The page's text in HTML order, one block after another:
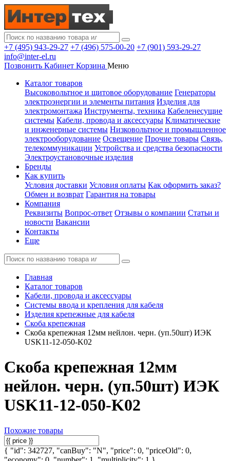
+7 (495) 943-29-27 +7 (496) 575-00-20 +7 (901) 593-29-27
info@inter-el.ru
Позвонить Кабинет Корзина Меню
Каталог товаров
Высоковольтное и щитовое оборудование Генераторы
электроэнергии и элементы питания Изделия для
электромонтажа Инструменты, техника Кабеленесущие
системы Кабели, провода и аксессуары Климатические
и инженерные системы Низковольтное и промышленное
электрооборудование Освещение Прочие товары Связь,
телекоммуникации Устройства и средства безопасности
Электроустановочные изделия
Бренды
Как купить
Условия доставки Условия оплаты Как оформить заказ?
Обмен и возврат Гарантия на товары
Компания
Реквизиты Вопрос-ответ Отзывы о компании Статьи и
новости Вакансии
Контакты
Еще
Главная
Каталог товаров
Кабели, провода и аксессуары
Системы ввода и крепления для кабеля
Изделия крепежные для кабеля
Скоба крепежная
Скоба крепежная 12мм нейлон. черн. (уп.50шт) ИЭК
USK11-12-050-K02
Скоба крепежная 12мм
нейлон. черн. (уп.50шт) ИЭК
USK11-12-050-K02
Похожие товары
{ "id": 342727, "canBuy": "N", "price": 0, "priceOld": 0,